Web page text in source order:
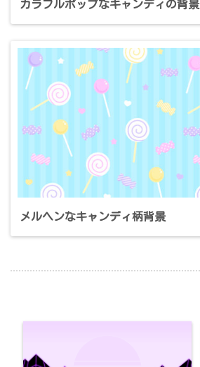
カラフルポップなキャンディの背景
メルヘンなキャンディ柄背景